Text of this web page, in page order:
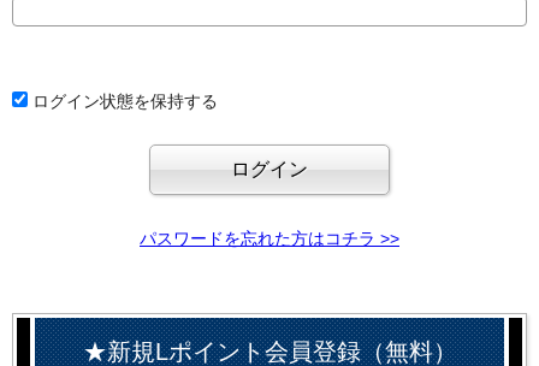
ログイン状態を保持する
パスワードを忘れた方はコチラ >>
★新規Lポイント会員登録（無料）